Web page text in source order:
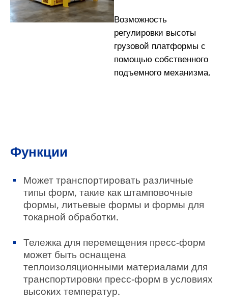
Возможность
регулировки высоты
грузовой платформы с
помощью собственного
подъемного механизма.
Функции
Может транспортировать различные
типы форм, такие как штамповочные
формы, литьевые формы и формы для
токарной обработки.
Тележка для перемещения пресс-форм
может быть оснащена
теплоизоляционными материалами для
транспортировки пресс-форм в условиях
высоких температур.